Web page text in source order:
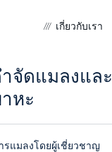
เกี่ยวกับเรา
จัดแมลงและ
หะ
รแมลงโดยผู้เชี่ยวชาญ